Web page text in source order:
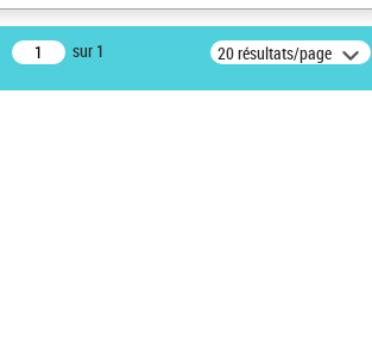
sur 1 20 résultats/page